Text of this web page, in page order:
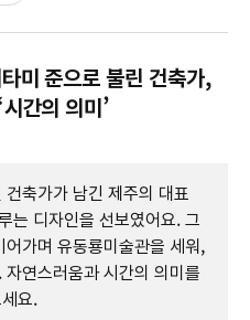
미 준으로 불린 건축가,
간의 의미’
축가가 남긴 제주의 대표
는 디자인을 선보였어요. 그
가며 유동룡미술관을 세워,
연스러움과 시간의 의미를
요.